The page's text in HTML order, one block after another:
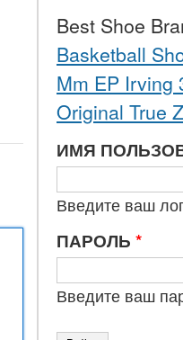
Best Shoe
Basketball
Mm EP Irving
Original True
ИМЯ
Введите ваш
ПАРОЛЬ *
Введите ваш